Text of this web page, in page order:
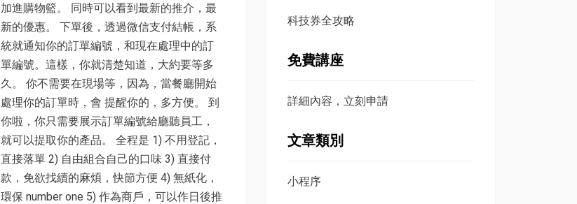
加進購物籃。 同時可以看到最新的推介，最
新的優惠。 下單後，透過微信支付結帳，系
統就通知你的訂單編號，和現在處理中的訂
單編號。這樣，你就清楚知道，大約要等多
久。 你不需要在現場等，因為，當餐廳開始
處理你的訂單時，會 提醒你的，多方便。 到
你啦，你只需要展示訂單編號給廳聽員工，
就可以提取你的產品。 全程是 1) 不用登記，
直接落單 2) 自由組合自己的口味 3) 直接付
款，免欲找續的麻煩，快節方便 4) 無紙化，
環保 number one 5) 作為商戶，可以作日後推
科技券全攻略
免費講座
詳細內容，立刻申請
文章類別
小程序